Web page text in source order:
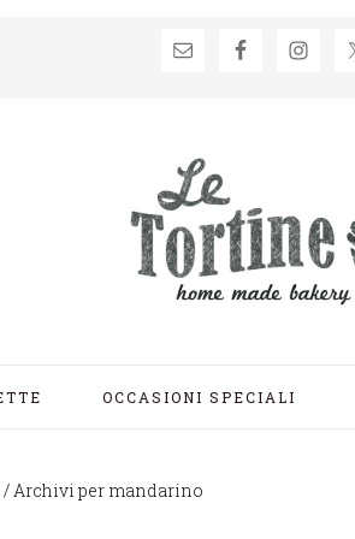
OCCASIONI SPECIALI
/Archivi per mandarino